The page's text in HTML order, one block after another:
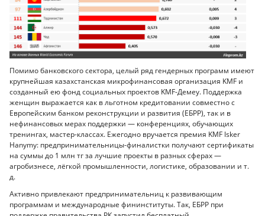
Помимо банковского сектора, целый ряд гендерных программ имеют
крупнейшая казахстанская микрофинансовая организация KMF и
созданный ею фонд социальных проектов KMF-Демеу. Поддержка
женщин выражается как в льготном кредитовании совместно с
Европейским банком реконструкции и развития (ЕБРР), так и в
нефинансовых мерах поддержки — конференциях, обучающих
тренингах, мастер-классах. Ежегодно вручается премия KMF Isker
Hanymy: предпринимательницы-финалистки получают сертификаты
на суммы до 1 млн тг за лучшие проекты в разных сферах —
агробизнесе, лёгкой промышленности, логистике, образовании и т.
д.
Активно привлекают предпринимательниц к развивающим
программам и международные фининституты. Так, ЕБРР при